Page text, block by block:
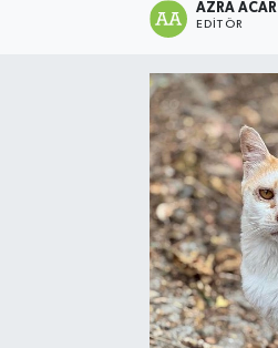
AZRA ACAR
EDITÖR